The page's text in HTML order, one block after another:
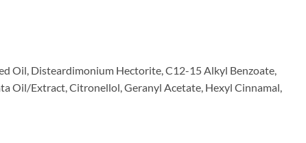
Oil, Disteardimonium Hectorite, C12-15 Alkyl Benzoate,
Oil/Extract, Citronellol, Geranyl Acetate, Hexyl Cinnamal,